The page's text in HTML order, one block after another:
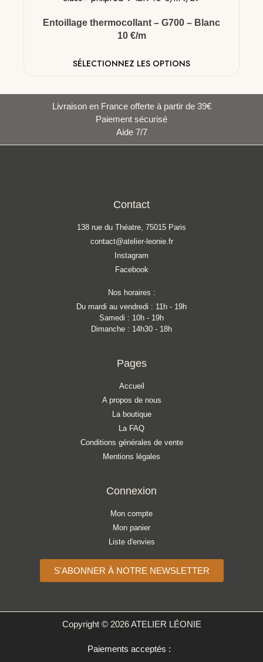
Entoillage thermocollant – G700 – Blanc
10 €/m
SÉLECTIONNEZ LES OPTIONS
Livraison en France offerte à partir de 39€
Paiement sécurisé
Aide 7/7
Contact
138 rue du Théatre, 75015 Paris
contact@atelier-leonie.fr
Instagram
Facebook
Nos horaires :
Du mardi au vendredi : 11h - 19h
Samedi : 10h - 19h
Dimanche : 14h30 - 18h
Pages
Accueil
A propos de nous
La boutique
La FAQ
Conditions générales de vente
Mentions légales
Connexion
Mon compte
Mon panier
Liste d'envies
S'ABONNER À NOTRE NEWSLETTER
Copyright © 2026 ATELIER LÉONIE
Paiements acceptés :